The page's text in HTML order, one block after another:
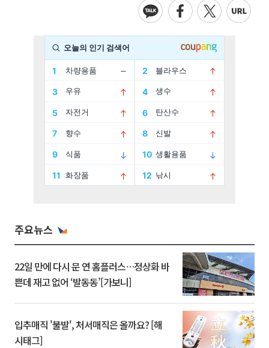
주요뉴스
22일 만에 다시 문 연 홈플러스…정상화 바
쁜데 재고 없어 ‘발동동’[가보니]
입추매직 '불발', 처서매직은 올까요? [해
시태그]